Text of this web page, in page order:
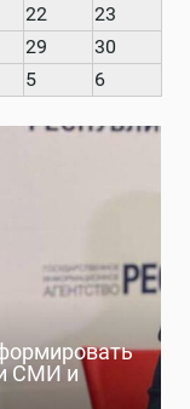
22
23
29
30
5 6
СМИ и